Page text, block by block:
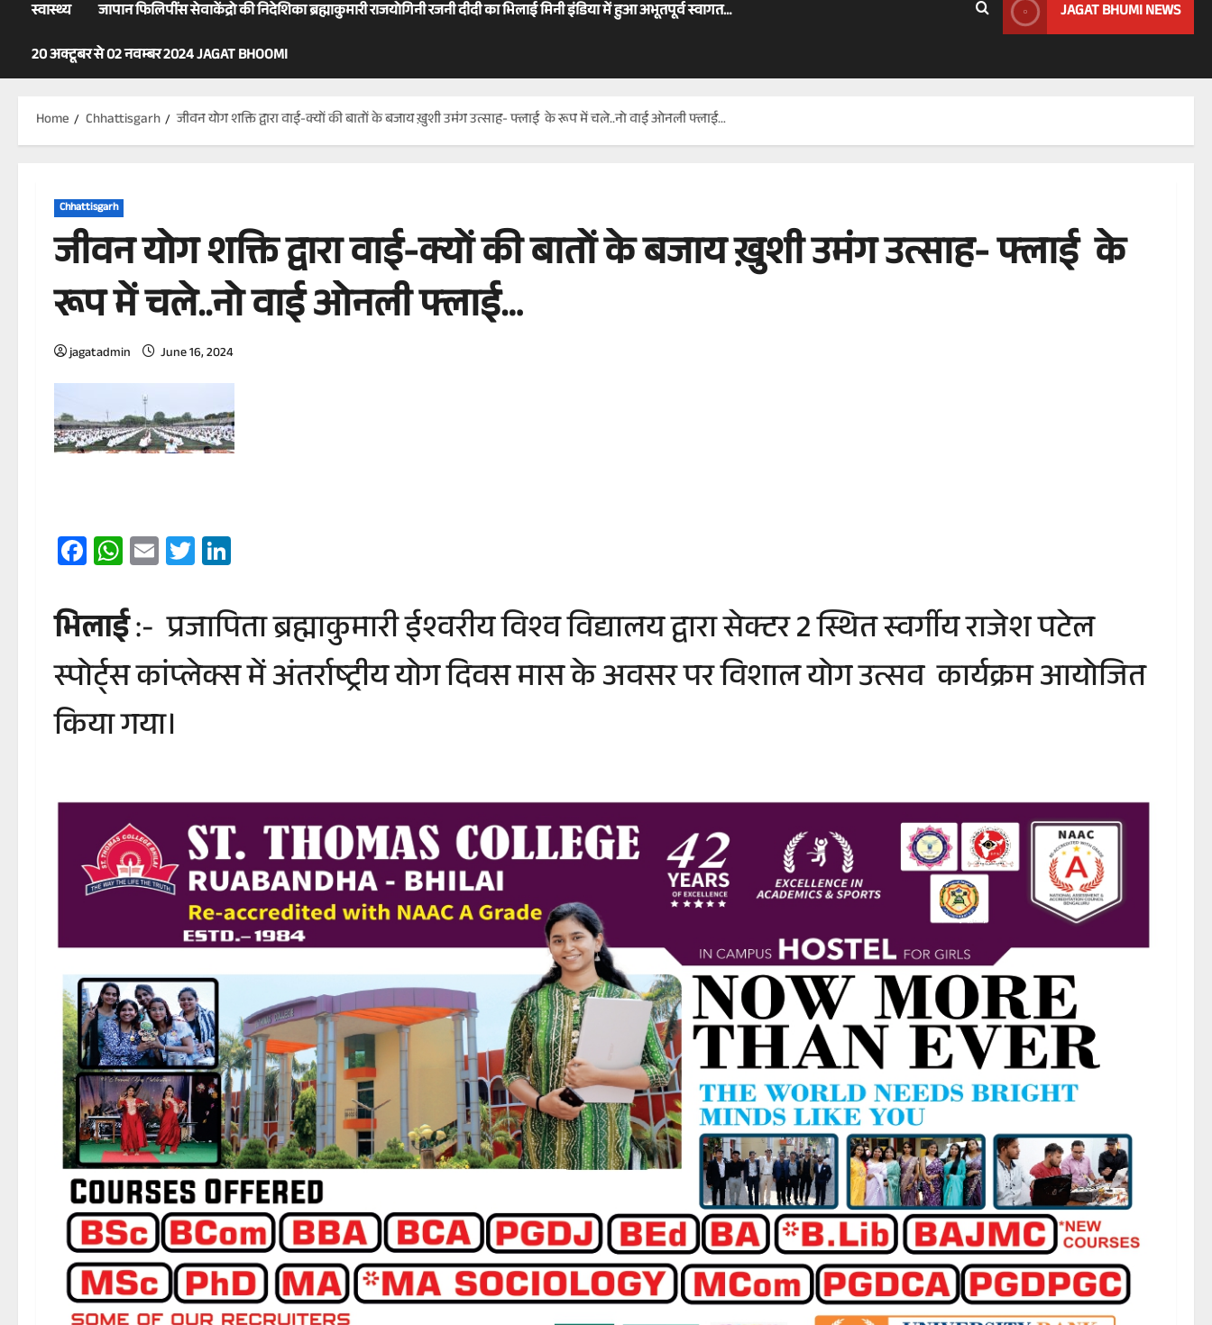
स्वास्थ्य
जापान फिलिपींस सेवाकेंद्रो की निदेशिका ब्रह्माकुमारी राजयोगिनी रजनी दीदी का भिलाई मिनी इंडिया में हुआ अभूतपूर्व स्वागत…
20 अक्टूबर से 02 नवम्बर 2024 JAGAT BHOOMI
JAGAT BHUMI NEWS
Home Chhattisgarh जीवन योग शक्ति द्वारा वाई-क्यों की बातों के बजाय ख़ुशी उमंग उत्साह- फ्लाई के रूप में चले..नो वाई ओनली फ्लाई…
Chhattisgarh
जीवन योग शक्ति द्वारा वाई-क्यों की बातों के बजाय ख़ुशी उमंग उत्साह- फ्लाई के
रूप में चले..नो वाई ओनली फ्लाई…
jagatadmin June 16, 2024
Facebook
WhatsApp
EmailTwitter
भिलाई:- प्रजापिता ब्रह्माकुमारी ईश्वरीय विश्व विद्यालय द्वारा सेक्टर 2 स्थित स्वर्गीय राजेश पटेल
स्पोर्ट्स कांप्लेक्स में अंतर्राष्ट्रीय योग दिवस मास के अवसर पर विशाल योग उत्सव कार्यक्रम आयोजित
किया गया।